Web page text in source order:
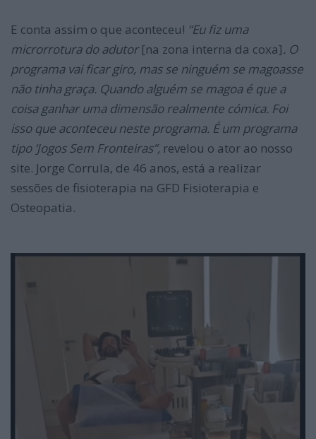
E conta assim o que aconteceu! “Eu fiz uma
microrrotura do adutor [na zona interna da coxa]. O
programa vai ficar giro, mas se ninguém se magoasse
não tinha graça. Quando alguém se magoa é que a
coisa ganhar uma dimensão realmente cómica. Foi
isso que aconteceu neste programa. É um programa
tipo ‘Jogos Sem Fronteiras”, revelou o ator ao nosso
site. Jorge Corrula, de 46 anos, está a realizar
sessões de fisioterapia na GFD Fisioterapia e
Osteopatia.